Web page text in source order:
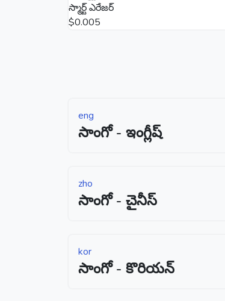
స్మార్ట్ ఎరేజర్
$0.005
eng
సాంగో - ఇంగ్లీష్
zho
సాంగో - చైనీస్
kor
సాంగో - కొరియన్